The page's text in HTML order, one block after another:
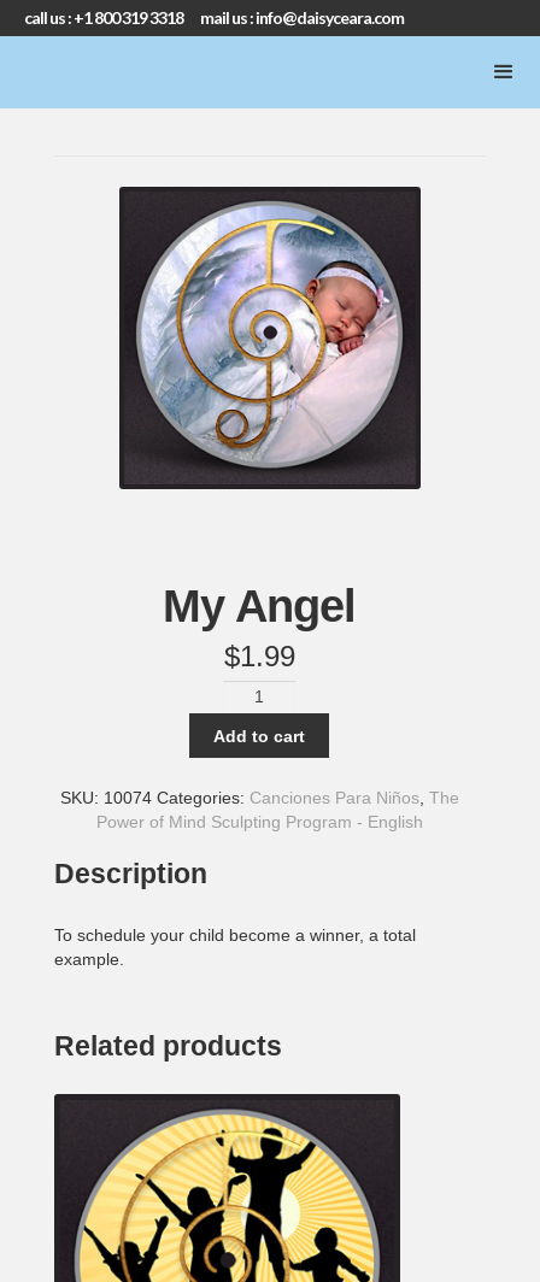
call us : +1 800 319 3318 mail us : info@daisyceara.com
My Angel
$1.99
Add to cart
SKU: 10074 Categories: Canciones Para Niños, The
Power of Mind Sculpting Program - English
Description
To schedule your child become a winner, a total
example.
Related products